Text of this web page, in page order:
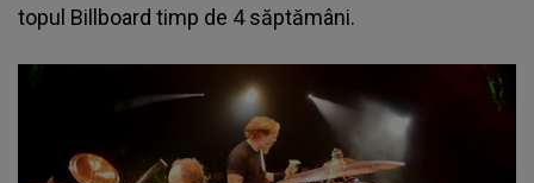
topul Billboard timp de 4 săptămâni.